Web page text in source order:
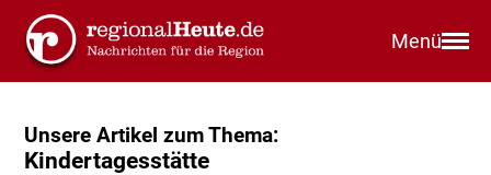
Menü
Unsere Artikel zum Thema:
Kindertagesstätte